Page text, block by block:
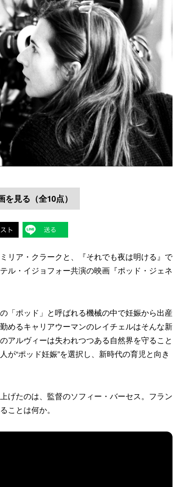
見る（全10点）
リア・クラークと、『それでも夜は明ける』で
ル・イジョフォー共演の映画『ポッド・ジェネ
「ポッド」と呼ばれる機械の中で妊娠から出産
めるキャリアウーマンのレイチェルはそんな新
アルヴィーは失われつつある自然界を守ること
“ポッド妊娠”を選択し、新時代の育児と向き
げたのは、監督のソフィー・バーセス。フラン
ことは何か。